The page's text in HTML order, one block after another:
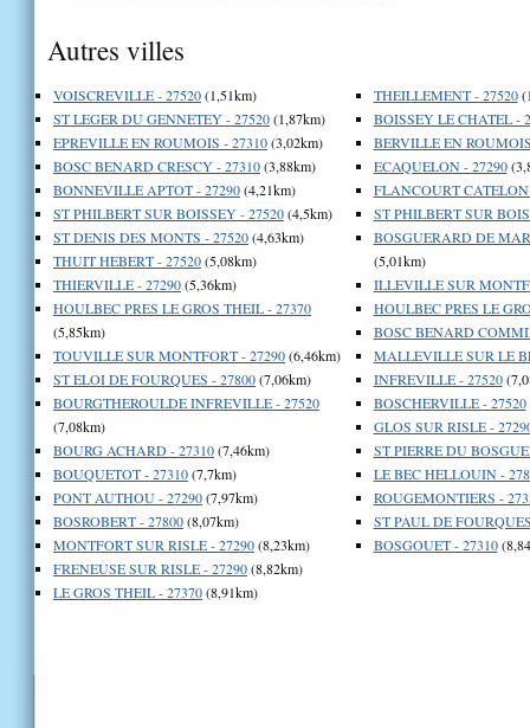
Autres villes
VOISCREVILLE - 27520(1,51km)
ST LEGER DU GENNETEY - 27520(1,87km)
EPREVILLE EN ROUMOIS - 27310(3,02km)
BOSC BENARD CRESCY - 27310(3,88km)
BONNEVILLE APTOT - 27290(4,21km)
ST PHILBERT SUR BOISSEY - 27520(4,5km)
ST DENIS DES MONTS - 27520(4,63km)
THUIT HEBERT - 27520(5,08km)
THIERVILLE - 27290(5,36km)
HOULBEC PRES LE GROS THEIL - 27370
(5,85km)
TOUVILLE SUR MONTFORT - 27290(6,46km)
ST ELOI DE FOURQUES - 27800(7,06km)
BOURGTHEROULDE INFREVILLE - 27520
(7,08km)
BOURG ACHARD - 27310(7,46km)
BOUQUETOT - 27310(7,7km)
PONT AUTHOU - 27290(7,97km)
BOSROBERT - 27800(8,07km)
MONTFORT SUR RISLE - 27290(8,23km)
FRENEUSE SUR RISLE - 27290(8,82km)
LE GROS THEIL - 27370(8,91km)
THEILLEMENT - 27520
BOISSEY LE CHATEL -
BERVILLE EN
ECAQUELON - 27290
FLANCOURT CATELON
ST PHILBERT SUR
BOSGUERARD DE
(5,01km)
ILLEVILLE SUR
HOULBEC PRES LE
BOSC BENARD
MALLEVILLE SUR LE
INFREVILLE - 27520
BOSCHERVILLE - 27520
GLOS SUR RISLE -
ST PIERRE DU
LE BEC HELLOUIN -
ROUGEMONTIERS -
ST PAUL DE
BOSGOUET - 27310